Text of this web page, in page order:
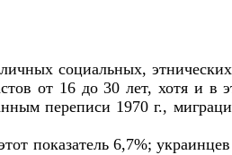
социальных,
от 16 до 30 лет, хотя и в
переписи 1970 г.,
показатель 6,7%;